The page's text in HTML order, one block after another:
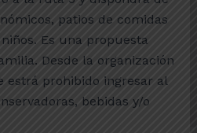
patios de comidas
Es una propuesta
Desde la organización
estrá prohibido ingresar al
bebidas y/o